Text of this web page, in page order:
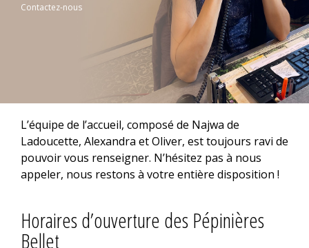
Contactez-nous
L’équipe de l’accueil, composé de Najwa de
Ladoucette, Alexandra et Oliver, est toujours ravi de
pouvoir vous renseigner. N’hésitez pas à nous
appeler, nous restons à votre entière disposition !
Horaires d’ouverture des Pépinières
Bellet